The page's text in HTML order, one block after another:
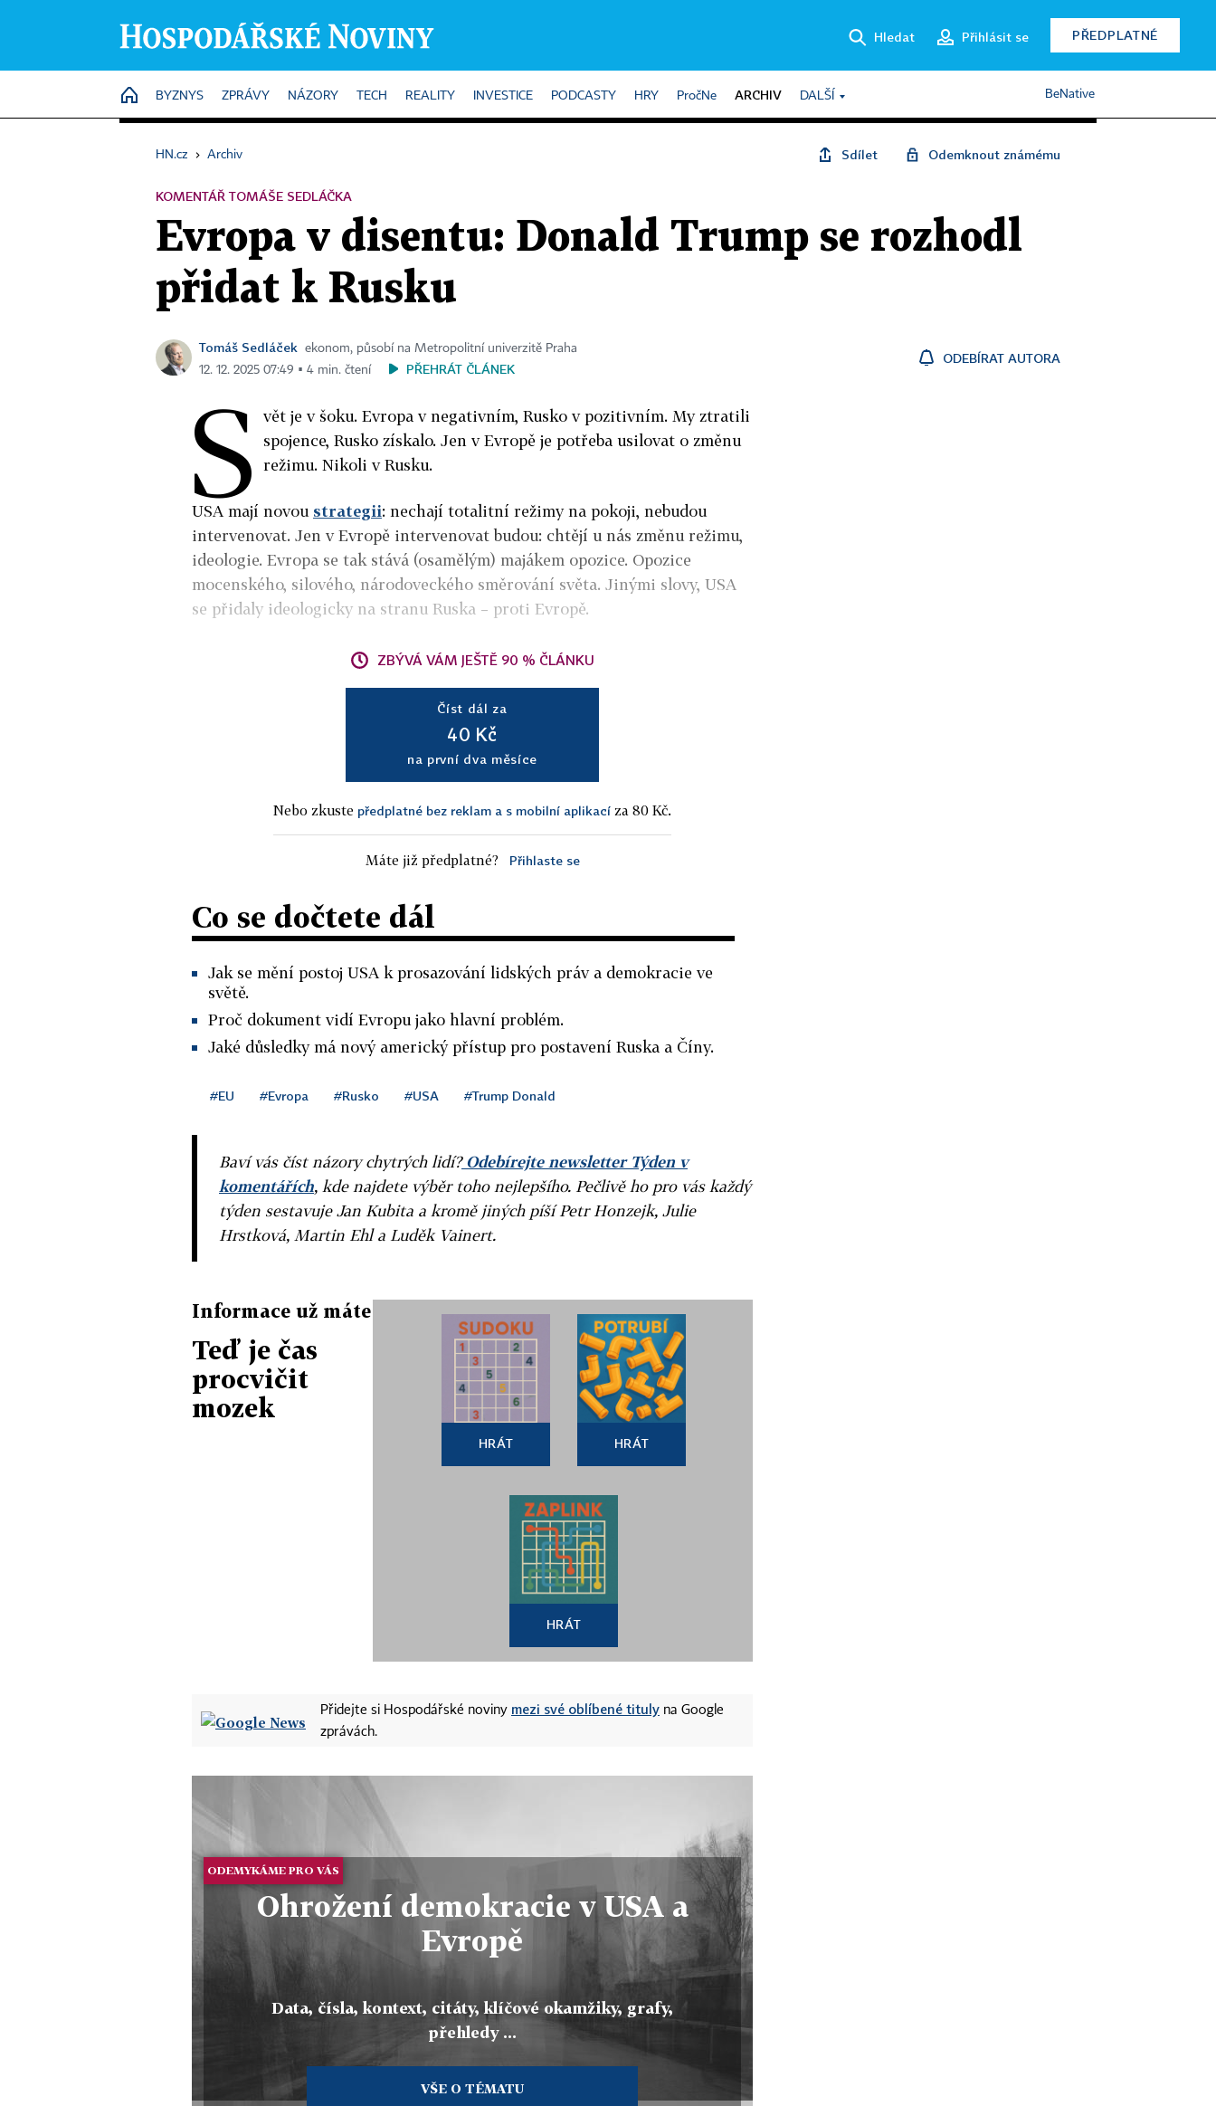
Hledat Přihlásit se PŘEDPLATNÉ
HOME
BYZNYS ZPRÁVY NÁZORY TECH REALITY INVESTICE PODCASTY HRY PročNe ARCHIV DALŠÍ BeNative
HN.cz › Archiv Sdílet Odemknout známému
KOMENTÁŘ TOMÁŠE SEDLÁČKA
Evropa v disentu: Donald Trump se rozhodl
přidat k Rusku
Tomáš Sedláček
ekonom, působí na Metropolitní univerzitě Praha
12. 12. 2025 07:49 ▪ 4 min. čtení
PŘEHRÁT ČLÁNEK
ODEBÍRAT AUTORA
S
vět je v šoku. Evropa v negativním, Rusko v pozitivním. My ztratili
spojence, Rusko získalo. Jen v Evropě je potřeba usilovat o změnu
režimu. Nikoli v Rusku.
USA mají novou strategii: nechají totalitní režimy na pokoji, nebudou
intervenovat. Jen v Evropě intervenovat budou: chtějí u nás změnu režimu,
ideologie. Evropa se tak stává (osamělým) majákem opozice. Opozice
mocenského, silového, národoveckého směrování světa. Jinými slovy, USA
se přidaly ideologicky na stranu Ruska – proti Evropě.
ZBÝVÁ VÁM JEŠTĚ 90 % ČLÁNKU
Číst dál za
40 Kč
na první dva měsíce
Nebo zkuste předplatné bez reklam a s mobilní aplikací za 80 Kč.
Máte již předplatné? Přihlaste se
Co se dočtete dál
Jak se mění postoj USA k prosazování lidských práv a demokracie ve
světě.
Proč dokument vidí Evropu jako hlavní problém.
Jaké důsledky má nový americký přístup pro postavení Ruska a Číny.
#EU #Evropa #Rusko #USA #Trump Donald
Baví vás číst názory chytrých lidí?Odebírejte newsletter Týden v
komentářích, kde najdete výběr toho nejlepšího. Pečlivě ho pro vás každý
týden sestavuje Jan Kubita a kromě jiných píší Petr Honzejk, Julie
Hrstková, Martin Ehl a Luděk Vainert.
Informace už máte
Teď je čas
procvičit
mozek
HRÁT HRÁT
HRÁT
Přidejte si Hospodářské noviny mezi své oblíbené tituly na Google
zprávách.
ODEMYKÁME PRO VÁS
Ohrožení demokracie v USA a
Evropě
Data, čísla, kontext, citáty, klíčové okamžiky, grafy,
přehledy ...
VŠE O TÉMATU